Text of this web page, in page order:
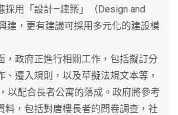
採用「設計—建築」（Design and
建，更有建議可採用多元化的建設模
政府正進行相關工作，包括擬訂分
、遷入規則，以及草擬法規文本等，
以配合長者公寓的落成。政府將參考
料，包括對唐樓長者的問卷調查，社